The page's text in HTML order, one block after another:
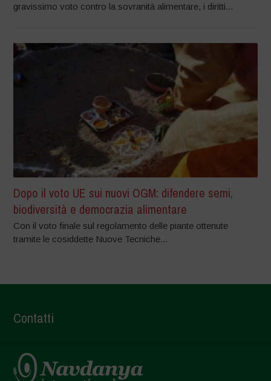
gravissimo voto contro la sovranità alimentare, i diritti...
Dopo il voto UE sui nuovi OGM: difendere semi,
biodiversità e democrazia alimentare
Con il voto finale sul regolamento delle piante ottenute
tramite le cosiddette Nuove Tecniche...
Contatti